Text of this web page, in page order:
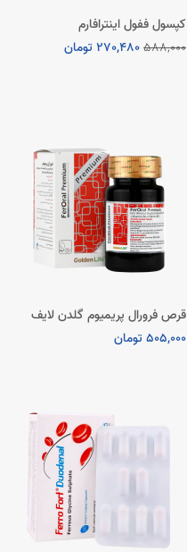
کپسول ففول اینترافارم
588,000 270,480 تومان
قرص فرورال پریمیوم گلدن لایف
505,000 تومان